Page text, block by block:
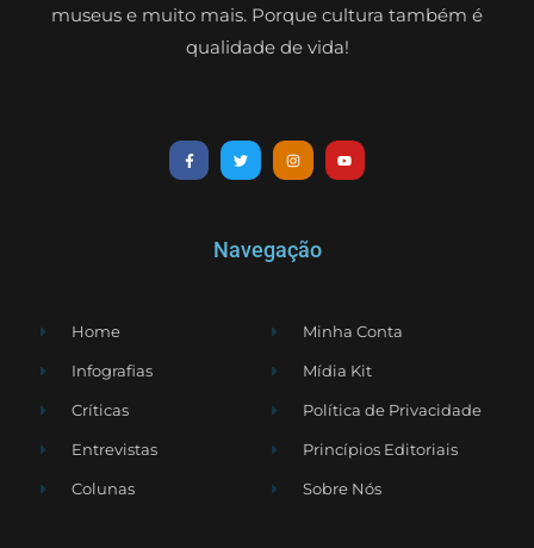
museus e muito mais. Porque cultura também é
qualidade de vida!
Navegação
Home
Infografias
Críticas
Entrevistas
Colunas
Minha Conta
Mídia Kit
Política de Privacidade
Princípios Editoriais
Sobre Nós